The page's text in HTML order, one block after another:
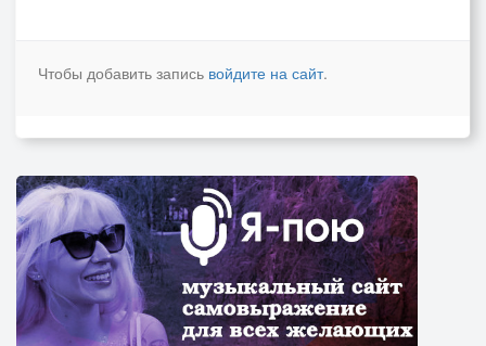
Чтобы добавить запись войдите на сайт.